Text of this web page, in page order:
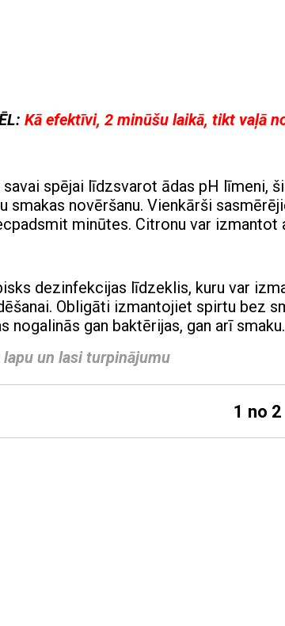
Kā efektīvi, 2 minūšu laikā, tikt vaļā
spējai līdzsvarot ādas рН līmeni,
smakas novēršanu. Vienkārši
minūtes. Citronu var izmantot
dezinfekcijas līdzeklis, kuru var
Obligāti izmantojiet spirtu bez
nogalinās gan baktērijas, gan arī smaku.
lapu un lasi turpinājumu
1 no 2